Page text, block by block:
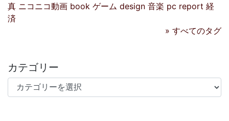
真 ニコニコ動画 book ゲーム design 音楽 pc report 経
済
» すべてのタグ
カテゴリー
カテゴリー